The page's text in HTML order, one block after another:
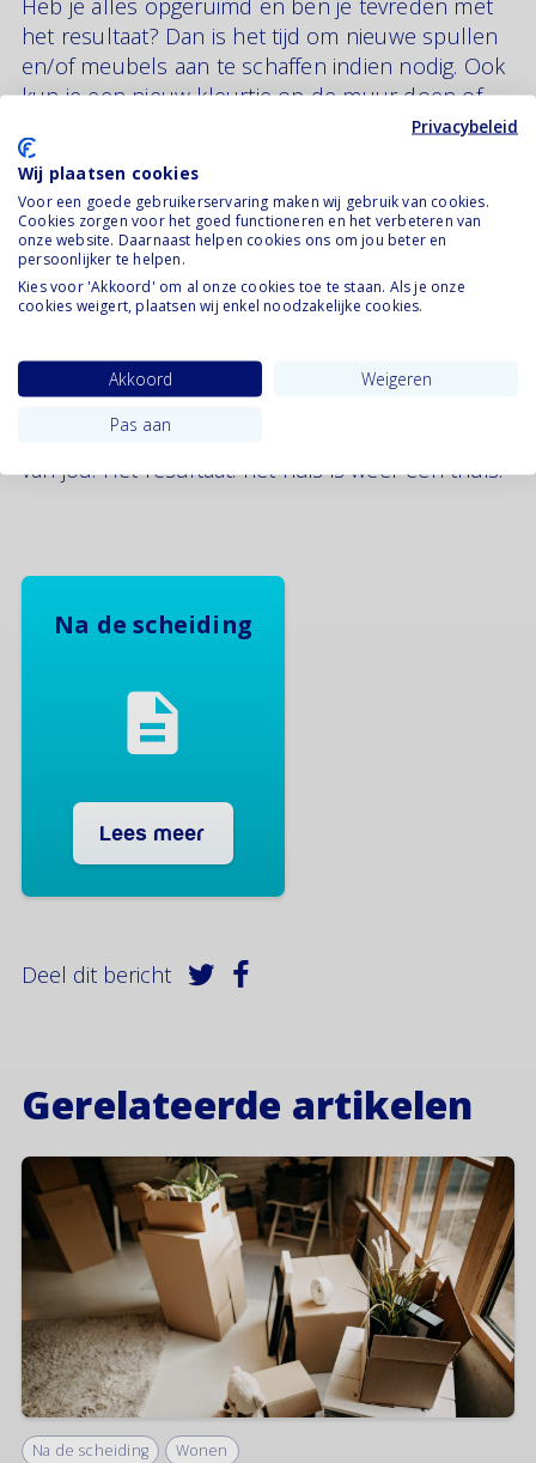
Heb je alles opgeruimd en ben je tevreden met
het resultaat? Dan is het tijd om nieuwe spullen
en/of meubels aan te schaffen indien nodig. Ook
kun je een nieuw kleurtje op de muur doen of
een mooi behang of iets dergelijks. Vraag
vrienden en vriendinnen om je te helpen met
klussen. Je hoeft het niet alleen te doen.
Het resultaat
hopelijk zover: je ploft neer op de bank, kijkt om
Eindelijk voelt het huis weer schoon, luchtig en
van jou. Het resultaat: het huis is weer een thuis.
Na de scheiding
Lees meer
Deel dit bericht
Gerelateerde artikelen
Na de scheiding Wonen
Privacybeleid
Wij plaatsen cookies
Voor een goede gebruikerservaring maken wij gebruik van cookies.
Cookies zorgen voor het goed functioneren en het verbeteren van
onze website. Daarnaast helpen cookies ons om jou beter en
persoonlijker te helpen.
Kies voor 'Akkoord' om al onze cookies toe te staan. Als je onze
cookies weigert, plaatsen wij enkel noodzakelijke cookies.
Akkoord
Weigeren
Pas aan